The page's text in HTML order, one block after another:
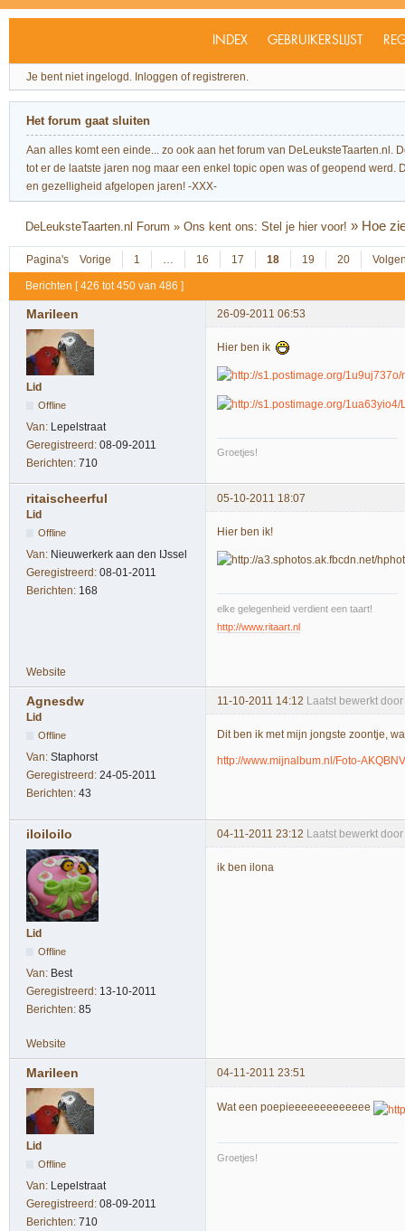
INDEX GEBRUIKERSLIJST
Je bent niet ingelogd. Inloggen of registreren.
Het forum gaat sluiten
Aan alles komt een einde... zo ook aan het forum van
tot er de laatste jaren nog maar een enkel topic open was of geopend
en gezelligheid afgelopen jaren! -XXX-
DeLeuksteTaarten.nl Forum »Ons kent ons: Stel je hier voor! » Hoe
Pagina's Vorige 1 … 16 17 18 19 20
Berichten [ 426 tot 450 van 486 ]
Marileen 26-09-2011 06:53
Lid
Offline
Van: Lepelstraat
Geregistreerd: 08-09-2011
Berichten: 710
Hier ben ik
Groetjes!
ritaischeerful
05-10-2011 18:07
Lid
Offline
Van: Nieuwerkerk aan den IJssel
Geregistreerd: 08-01-2011
Berichten: 168
Hier ben ik!
elke gelegenheid verdient een taart!
http://www.ritaart.nl
Website
Agnesdw 11-10-2011 14:12 Laatst bewerkt
Lid
Offline
Van: Staphorst
Geregistreerd: 24-05-2011
Berichten: 43
Dit ben ik met mijn jongste zoontje,
http://www.mijnalbum.nl/Foto-
iloiloilo 04-11-2011 23:12 Laatst bewerkt
Lid
Offline
Van: Best
Geregistreerd: 13-10-2011
Berichten: 85
ik ben ilona
Website
Marileen 04-11-2011 23:51
Lid
Offline
Van: Lepelstraat
Geregistreerd: 08-09-2011
Berichten: 710
Wat een poepieeeeeeeeeeeee
Groetjes!